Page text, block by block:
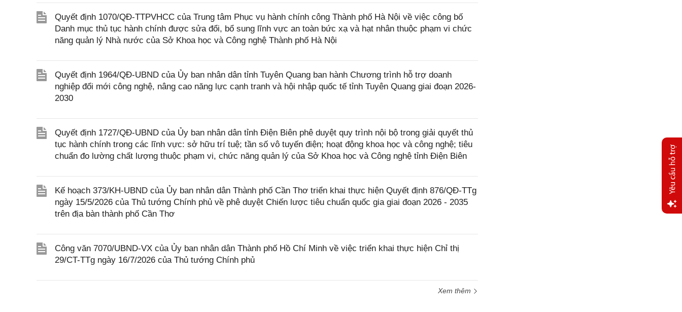
Quyết định 1070/QĐ-TTPVHCC của Trung tâm Phục vụ hành chính công Thành phố Hà Nội về việc công bố
Danh mục thủ tục hành chính được sửa đổi, bổ sung lĩnh vực an toàn bức xạ và hạt nhân thuộc phạm vi chức
năng quản lý Nhà nước của Sở Khoa học và Công nghệ Thành phố Hà Nội
Quyết định 1964/QĐ-UBND của Ủy ban nhân dân tỉnh Tuyên Quang ban hành Chương trình hỗ trợ doanh
nghiệp đổi mới công nghệ, nâng cao năng lực cạnh tranh và hội nhập quốc tế tỉnh Tuyên Quang giai đoạn 2026-
2030
Quyết định 1727/QĐ-UBND của Ủy ban nhân dân tỉnh Điện Biên phê duyệt quy trình nội bộ trong giải quyết thủ
tục hành chính trong các lĩnh vực: sở hữu trí tuệ; tần số vô tuyến điện; hoạt động khoa học và công nghệ; tiêu
chuẩn đo lường chất lượng thuộc phạm vi, chức năng quản lý của Sở Khoa học và Công nghệ tỉnh Điện Biên
Kế hoạch 373/KH-UBND của Ủy ban nhân dân Thành phố Cần Thơ triển khai thực hiện Quyết định 876/QĐ-TTg
ngày 15/5/2026 của Thủ tướng Chính phủ về phê duyệt Chiến lược tiêu chuẩn quốc gia giai đoạn 2026 - 2035
trên địa bàn thành phố Cần Thơ
Công văn 7070/UBND-VX của Ủy ban nhân dân Thành phố Hồ Chí Minh về việc triển khai thực hiện Chỉ thị
29/CT-TTg ngày 16/7/2026 của Thủ tướng Chính phủ
Xem thêm